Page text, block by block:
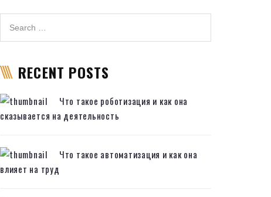
RECENT POSTS
Что такое роботизация и как она
сказывается на деятельность
Что такое автоматизация и как она
влияет на труд